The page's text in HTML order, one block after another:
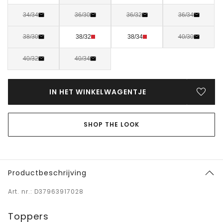
34/34 36/30 36/32 36/34
38/30 38/32 38/34 40/30
40/32 40/34
IN HET WINKELWAGENTJE
SHOP THE LOOK
Productbeschrijving
Art. nr.: D37963917028
Toppers